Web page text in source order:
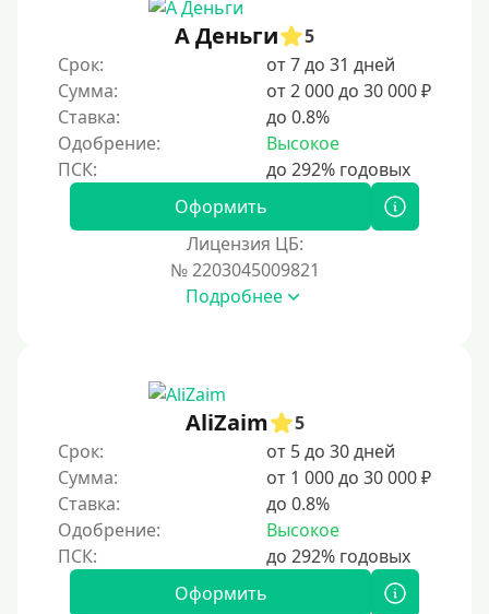
А Деньги
5
Срок:
от 7 до 31 дней
Сумма:
от 2 000 до 30 000 ₽
Ставка:
до 0.8%
Одобрение:
Высокое
Оформить
Лицензия ЦБ:
№ 2203045009821
Подробнее
AliZaim
5
Срок:
от 5 до 30 дней
Сумма:
от 1 000 до 30 000 ₽
Ставка:
до 0.8%
Одобрение:
Высокое
Оформить